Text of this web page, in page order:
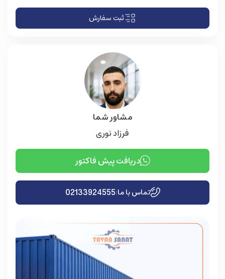
ثبت سفارش
مشاور شما
فرزاد نوری
دریافت پیش فاکتور
تماس با ما:02133924555